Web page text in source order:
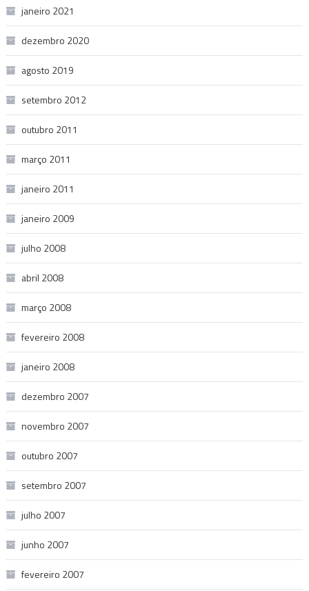
janeiro 2021
dezembro 2020
agosto 2019
setembro 2012
outubro 2011
março 2011
janeiro 2011
janeiro 2009
julho 2008
abril 2008
março 2008
fevereiro 2008
janeiro 2008
dezembro 2007
novembro 2007
outubro 2007
setembro 2007
julho 2007
junho 2007
fevereiro 2007